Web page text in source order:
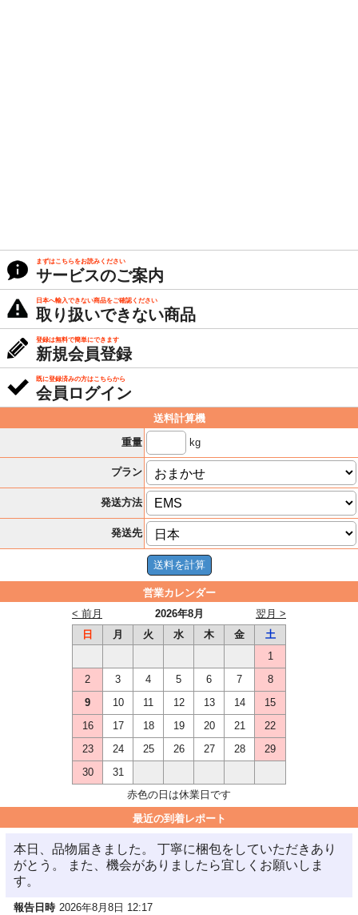
まずはこちらをお読みください
サービスのご案内
日本へ輸入できない商品をご確認ください
取り扱いできない商品
登録は無料で簡単にできます
新規会員登録
既に登録済みの方はこちらから
会員ログイン
送料計算機
重量
kg
プラン
発送方法
発送先
営業カレンダー
2026年8月
< 前月
翌月 >
日
月 火 水 木 金
土
1
2
3 4 5 6 7
8
9
10 11 12 13 14
15
16
17 18 19 20 21
22
23
24 25 26 27 28
29
30
31
赤色の日は休業日です
最近の到着レポート
本日、品物届きました。 丁寧に梱包をしていただきあり
がとう。 また、機会がありましたら宜しくお願いしま
す。
報告日時 2026年8月8日 12:17